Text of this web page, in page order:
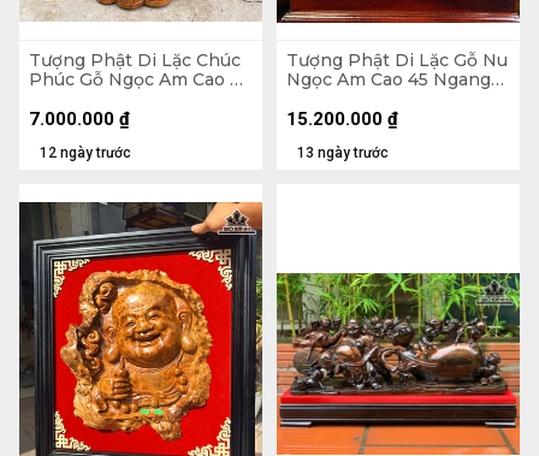
Tượng Phật Di Lặc Chúc
Phúc Gỗ Ngọc Am Cao 90
12 ngày trước
7.000.000 ₫
Tượng Phật Di Lặc Gỗ Nu
Ngọc Am Cao 45 Ngang
13 ngày trước
15.200.000 ₫